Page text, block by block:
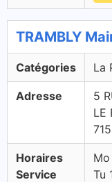
TRAMBLY
Catégories La
Adresse
5
LE
Horaires
Service
Tu